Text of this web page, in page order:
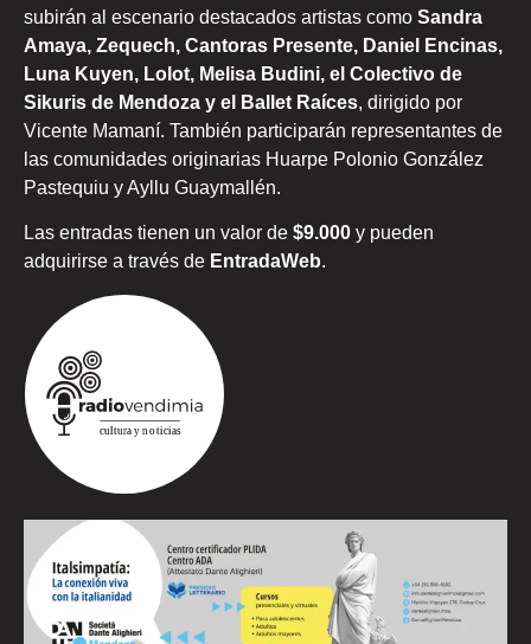
subirán al escenario destacados artistas como Sandra
Amaya, Zequech, Cantoras Presente, Daniel Encinas,
Luna Kuyen, Lolot, Melisa Budini, el Colectivo de
Sikuris de Mendoza y el Ballet Raíces, dirigido por
Vicente Mamaní. También participarán representantes de
las comunidades originarias Huarpe Polonio González
Pastequiu y Ayllu Guaymallén.
Las entradas tienen un valor de $9.000 y pueden
adquirirse a través de EntradaWeb.